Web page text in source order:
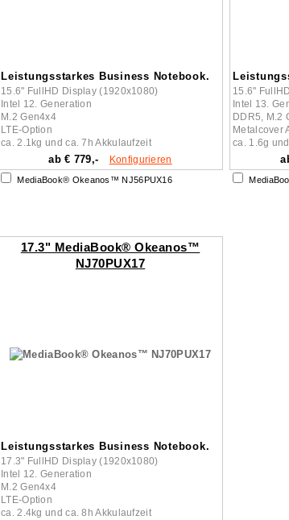
Leistungsstarkes Business Notebook.
15.6" FullHD Display (1920x1080)
Intel 12. Generation
M.2 Gen4x4
LTE-Option
ca. 2.1kg und ca. 7h Akkulaufzeit
ab € 779,- Konfigurieren
MediaBook® Okeanos™ NJ56PUX16
15.6"
Intel 13.
DDR5, M.2
Metalcover
ca. 1.6g
17.3" MediaBook® Okeanos™
NJ70PUX17
Leistungsstarkes Business Notebook.
17.3" FullHD Display (1920x1080)
Intel 12. Generation
M.2 Gen4x4
LTE-Option
ca. 2.4kg und ca. 8h Akkulaufzeit